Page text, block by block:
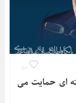
۵۰
ای حمایت می